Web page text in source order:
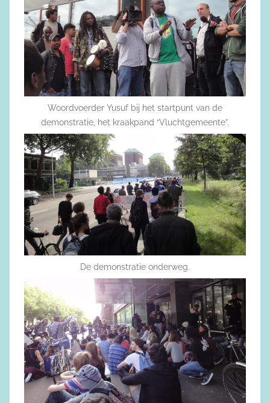
Woordvoerder Yusuf bij het startpunt van de
demonstratie, het kraakpand “Vluchtgemeente”.
De demonstratie onderweg.